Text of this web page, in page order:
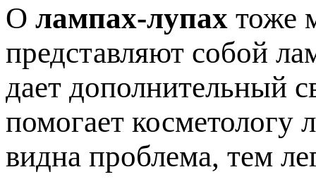
О лампах-лупах тоже
представляют собой
дает дополнительный
помогает косметологу
видна проблема, тем